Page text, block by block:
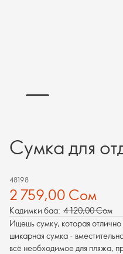
Сумка для
48198
2 759,00 Сом
Кадимки баа: 4 120,00 Сом
Ищешь сумку, которая
шикарная сумка -
всё необходимое для пляжа,